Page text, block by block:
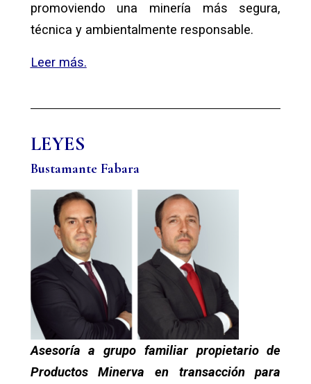
promoviendo una minería más segura,
técnica y ambientalmente responsable.
Leer más.
LEYES
Bustamante Fabara
Asesoría a grupo familiar propietario de
Productos Minerva en transacción para